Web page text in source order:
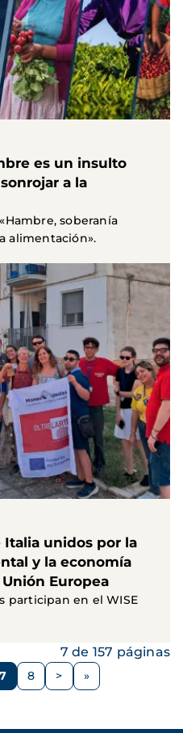
es un insulto
a la
soberanía
alimentación».
Italia unidos por la
y la economía
Europea
participan en el WISE
Página
7 Página
8
Siguiente
>
7 de 157 páginas